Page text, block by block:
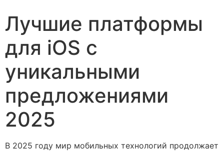
Лучшие платформы
для iOS с
уникальными
предложениями
2025
В 2025 году мир мобильных технологий продолжает